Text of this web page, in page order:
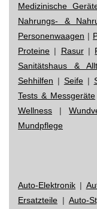
Medizinische
Nahrungs- &
Personenwaagen |
Proteine | Rasur|
Sanitätshaus &
Sehhilfen | Seife|
Tests & Messgeräte
Wellness |
Mundpflege
Auto-Elektronik |
Ersatzteile | Auto-